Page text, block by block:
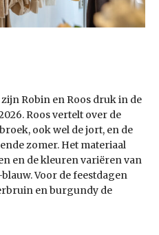
Robin en Roos druk in de
Roos vertelt over de
ook wel de jort, en de
zomer. Het materiaal
en de kleuren variëren van
Voor de feestdagen
en burgundy de